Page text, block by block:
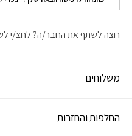
משלוחים
החלפות והחזרות
רוצה לשתף את החבר/ה? לחצ/י